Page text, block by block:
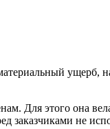
ущерб,
Для этого она
заказчиками не